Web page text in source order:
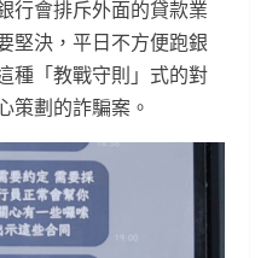
行會排斥外面的貸款業
堅決，平日不方便跑銀
種「教戰守則」式的對
策劃的詐騙案。